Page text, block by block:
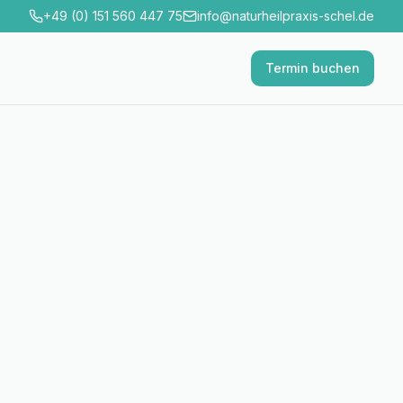
+49 (0) 151 560 447 75 info@naturheilpraxis-schel.de
Termin buchen